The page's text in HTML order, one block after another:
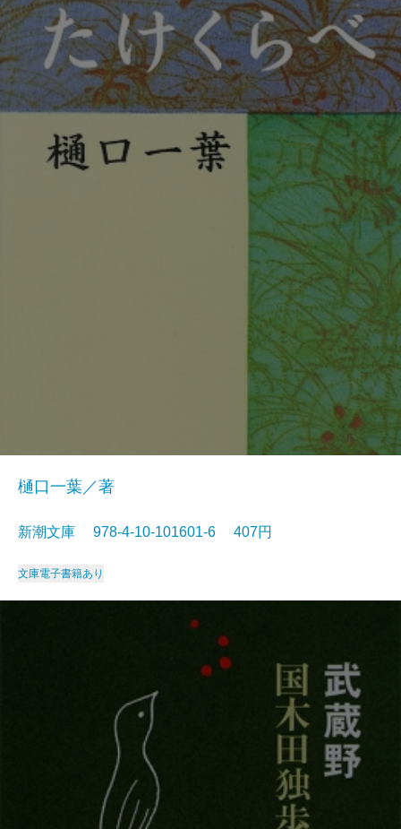
樋口一葉／著
新潮文庫 978-4-10-101601-6 407円
文庫電子書籍あり